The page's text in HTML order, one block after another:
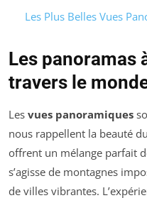
Les Plus Belles Vues
Les panoramas
travers le
Les vues panoramiques
nous rappellent la beauté
offrent un mélange parfait
s’agisse de montagnes
de villes vibrantes.